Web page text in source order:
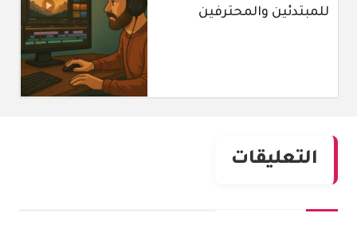
للمبتدئين والمحترفين
التعليقات